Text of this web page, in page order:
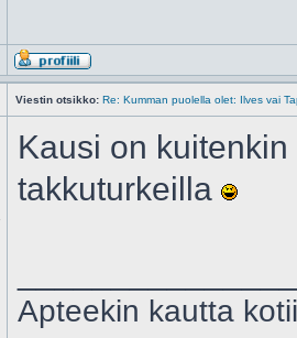
Viestin otsikko: Re: Kumman puolella olet: Ilves vai
Kausi on
takkuturkeilla
Apteekin kautta